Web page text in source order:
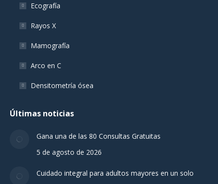
Ecografía
Rayos X
Mamografía
Arco en C
Densitometría ósea
Últimas noticias
Gana una de las 80 Consultas Gratuitas
5 de agosto de 2026
Cuidado integral para adultos mayores en un solo